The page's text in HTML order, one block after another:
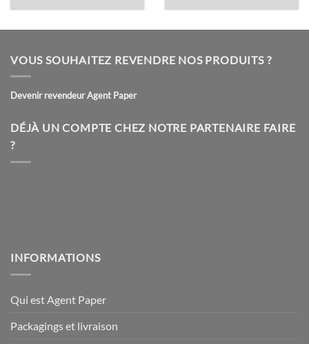
VOUS SOUHAITEZ REVENDRE NOS PRODUITS ?
Devenir revendeur Agent Paper
DÉJÀ UN COMPTE CHEZ NOTRE PARTENAIRE FAIRE
?
INFORMATIONS
Qui est Agent Paper
Packagings et livraison